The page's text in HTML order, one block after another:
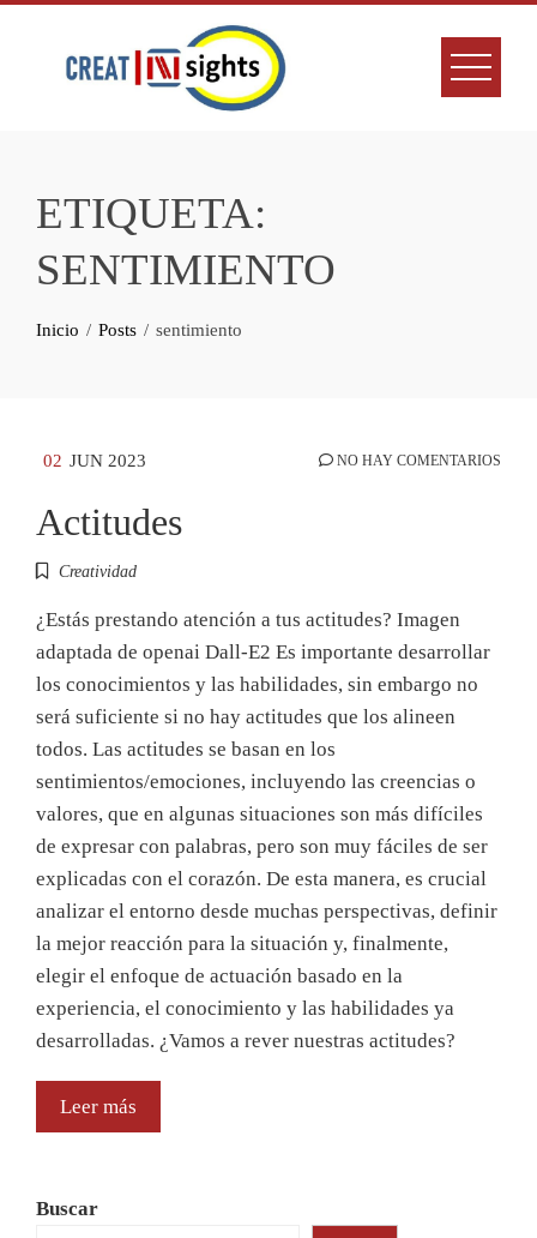
ETIQUETA:
SENTIMIENTO
Inicio Posts sentimiento
02 JUN 2023 NO HAY COMENTARIOS
Actitudes
Creatividad
¿Estás prestando atención a tus actitudes? Imagen
adaptada de openai Dall-E2 Es importante desarrollar
los conocimientos y las habilidades, sin embargo no
será suficiente si no hay actitudes que los alineen
todos. Las actitudes se basan en los
sentimientos/emociones, incluyendo las creencias o
valores, que en algunas situaciones son más difíciles
de expresar con palabras, pero son muy fáciles de ser
explicadas con el corazón. De esta manera, es crucial
analizar el entorno desde muchas perspectivas, definir
la mejor reacción para la situación y, finalmente,
elegir el enfoque de actuación basado en la
experiencia, el conocimiento y las habilidades ya
desarrolladas. ¿Vamos a rever nuestras actitudes?
Leer más
Buscar